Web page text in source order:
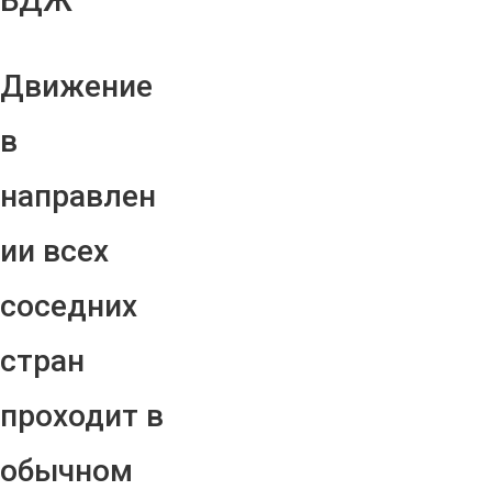
Движение
в
направлен
ии всех
соседних
стран
проходит в
обычном